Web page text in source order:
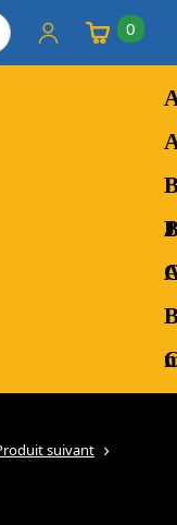
0
suivant